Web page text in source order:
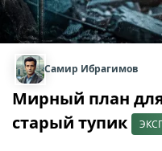
Самир Ибрагимов
Мирный план
старый тупик